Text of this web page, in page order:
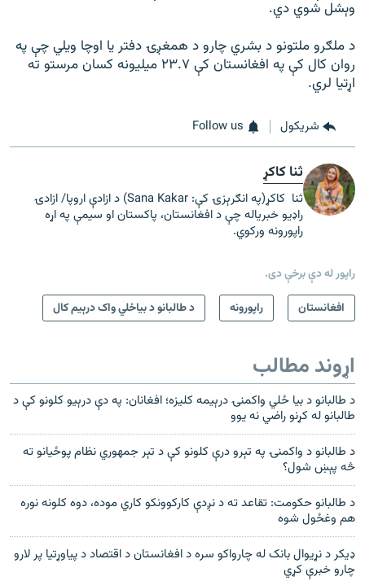
وېشل شوي دي.
د ملګرو ملتونو د بشري چارو د همغږۍ دفتر یا اوچا ویلي چې په
روان کال کې په افغانستان کې ۲۳.۷ میلیونه کسان مرستو ته
اړتیا لري.
شريکول Follow us
ثنا کاکړ
ثنا کاکړ(په انګرېزۍ کې: Sana Kakar) د ازادې اروپا/ ازادۍ
راډیو خبریاله چې د افغانستان، پاکستان او سیمې په اړه
راپورونه ورکوي.
راپور له دې برخې دی.
افغانستان
راپورونه د طالبانو د بیاځلي واک درېیم کال
اړوند مطالب
د طالبانو د بیا ځلي واکمنۍ درېیمه کلیزه؛ افغانان: په دې درېیو کلونو کې د
طالبانو له کړنو راضي نه یوو
د طالبانو د واکمنۍ په تېرو درې کلونو کې د تېر جمهوري نظام پوځيانو ته
څه پېښ شول؟
د طالبانو حکومت: تقاعد ته د نږدې کارکوونکو کاري موده، دوه کلونه نوره
هم وغځول شوه
ډیکر د نړیوال بانک له چارواکو سره د افغانستان د اقتصاد د پیاوړتیا پر لارو
چارو خبرې کړي